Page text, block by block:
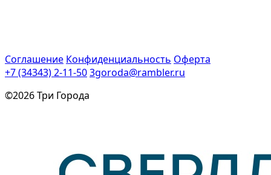
Соглашение Конфиденциальность Оферта
+7 (34343) 2-11-503goroda@rambler.ru
©2026 Три Города